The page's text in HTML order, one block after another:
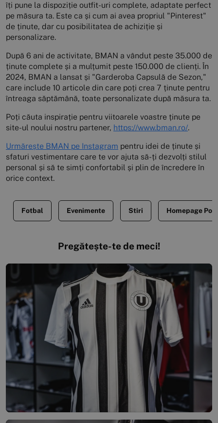
îți pune la dispoziție outfit-uri complete, adaptate perfect
pe măsura ta. Este ca și cum ai avea propriul "Pinterest"
de ținute, dar cu posibilitatea de achiziție și
personalizare.
După 6 ani de activitate, BMAN a vândut peste 35.000 de
ținute complete și a mulțumit peste 150.000 de clienți. În
2024, BMAN a lansat și "Garderoba Capsulă de Sezon,"
care include 10 articole din care poți crea 7 ținute pentru
întreaga săptămână, toate personalizate după măsura ta.
Poți căuta inspirație pentru viitoarele voastre ținute pe
site-ul noului nostru partener, https://www.bman.ro/.
Urmărește BMAN pe Instagram pentru idei de ținute și
sfaturi vestimentare care te vor ajuta să-ți dezvolți stilul
personal și să te simți confortabil și plin de încredere în
orice context.
Fotbal Evenimente Stiri Homepage
Pregătește-te de meci!